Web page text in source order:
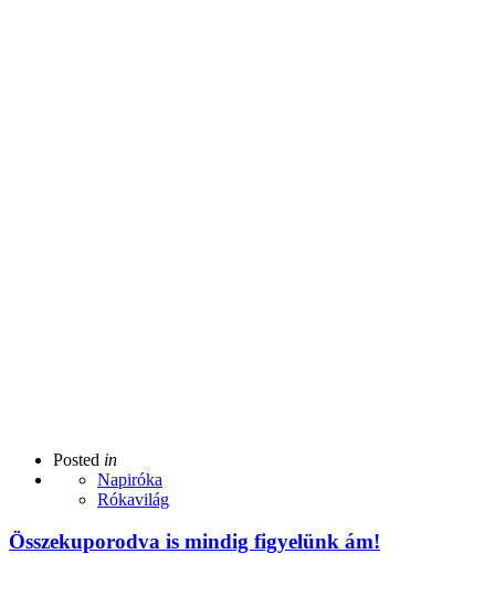
Posted in
Napiróka
Rókavilág
Összekuporodva is mindig figyelünk ám!